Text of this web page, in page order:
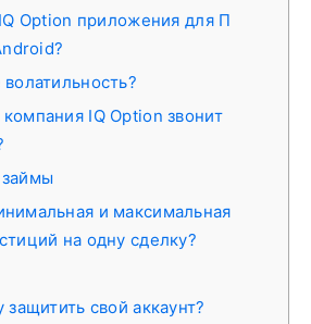
Option приложения для П
IQ Option звонит
и максимальная
на одну сделку?
защитить свой аккаунт?